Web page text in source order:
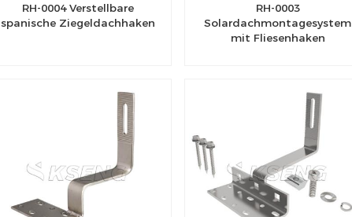
RH-0004 Verstellbare
spanische Ziegeldachhaken
RH-0003
Solardachmontagesystem
mit Fliesenhaken